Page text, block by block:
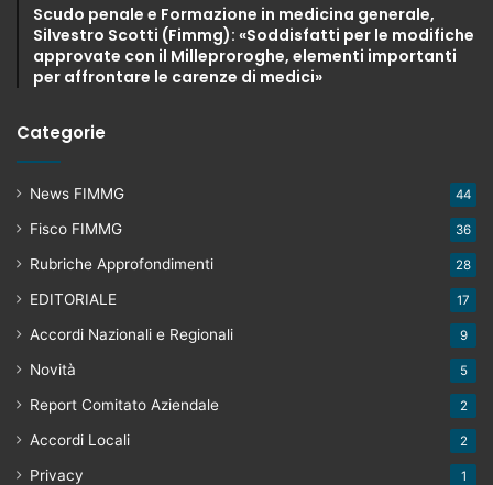
Scudo penale e Formazione in medicina generale,
Silvestro Scotti (Fimmg): «Soddisfatti per le modifiche
approvate con il Milleproroghe, elementi importanti
per affrontare le carenze di medici»
Categorie
News FIMMG 44
Fisco FIMMG 36
Rubriche Approfondimenti 28
EDITORIALE 17
Accordi Nazionali e Regionali 9
Novità 5
Report Comitato Aziendale 2
Accordi Locali 2
Privacy 1